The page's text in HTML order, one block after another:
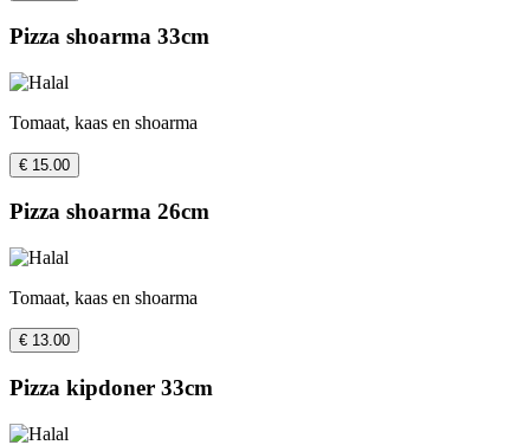
Pizza shoarma 33cm
Tomaat, kaas en shoarma
€ 15.00
Pizza shoarma 26cm
Tomaat, kaas en shoarma
€ 13.00
Pizza kipdoner 33cm